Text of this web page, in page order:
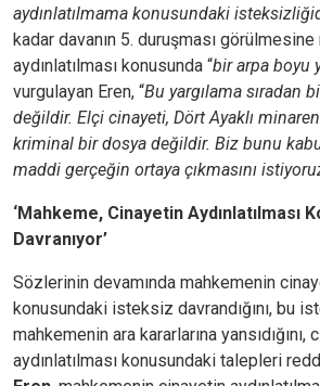
aydınlatılmama konusundaki
kadar davanın 5. duruşması
aydınlatılması konusunda “bir arpa boyu
vurgulayan Eren, “Bu yargılama sıradan
değildir. Elçi cinayeti, Dört Ayaklı
kriminal bir dosya değildir. Biz bunu
maddi gerçeğin ortaya çıkmasını
‘Mahkeme, Cinayetin Aydınlatılması
Davranıyor’
Sözlerinin devamında mahkemenin
konusundaki isteksiz davrandığını, bu
mahkemenin ara kararlarına yansıdığını,
aydınlatılması konusundaki talepleri